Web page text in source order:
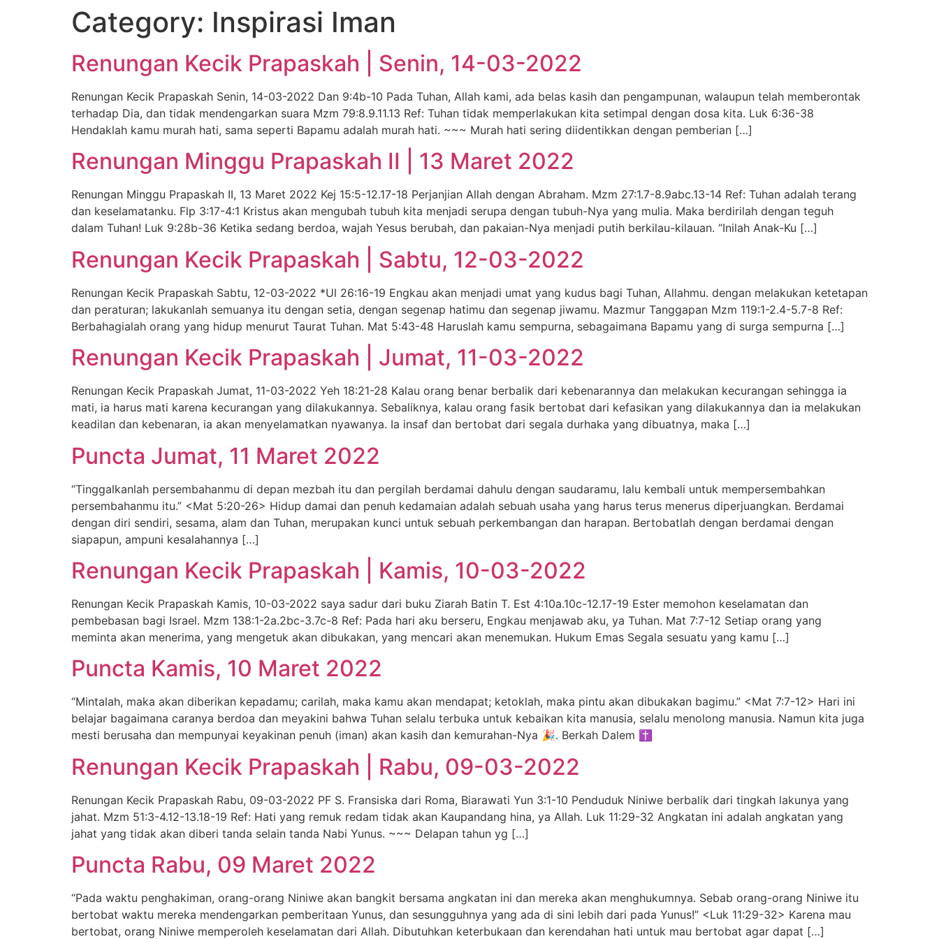
Category: Inspirasi Iman
Renungan Kecik Prapaskah | Senin, 14-03-2022
Renungan Kecik Prapaskah Senin, 14-03-2022 Dan 9:4b-10 Pada Tuhan, Allah kami, ada belas kasih dan pengampunan, walaupun telah memberontak
terhadap Dia, dan tidak mendengarkan suara Mzm 79:8.9.11.13 Ref: Tuhan tidak memperlakukan kita setimpal dengan dosa kita. Luk 6:36-38
Hendaklah kamu murah hati, sama seperti Bapamu adalah murah hati. ~~~ Murah hati sering diidentikkan dengan pemberian […]
Renungan Minggu Prapaskah II | 13 Maret 2022
Renungan Minggu Prapaskah II, 13 Maret 2022 Kej 15:5-12.17-18 Perjanjian Allah dengan Abraham. Mzm 27:1.7-8.9abc.13-14 Ref: Tuhan adalah terang
dan keselamatanku. Flp 3:17-4:1 Kristus akan mengubah tubuh kita menjadi serupa dengan tubuh-Nya yang mulia. Maka berdirilah dengan teguh
dalam Tuhan! Luk 9:28b-36 Ketika sedang berdoa, wajah Yesus berubah, dan pakaian-Nya menjadi putih berkilau-kilauan. “Inilah Anak-Ku […]
Renungan Kecik Prapaskah | Sabtu, 12-03-2022
Renungan Kecik Prapaskah Sabtu, 12-03-2022 *Ul 26:16-19 Engkau akan menjadi umat yang kudus bagi Tuhan, Allahmu. dengan melakukan ketetapan
dan peraturan; lakukanlah semuanya itu dengan setia, dengan segenap hatimu dan segenap jiwamu. Mazmur Tanggapan Mzm 119:1-2.4-5.7-8 Ref:
Berbahagialah orang yang hidup menurut Taurat Tuhan. Mat 5:43-48 Haruslah kamu sempurna, sebagaimana Bapamu yang di surga sempurna […]
Renungan Kecik Prapaskah | Jumat, 11-03-2022
Renungan Kecik Prapaskah Jumat, 11-03-2022 Yeh 18:21-28 Kalau orang benar berbalik dari kebenarannya dan melakukan kecurangan sehingga ia
mati, ia harus mati karena kecurangan yang dilakukannya. Sebaliknya, kalau orang fasik bertobat dari kefasikan yang dilakukannya dan ia melakukan
keadilan dan kebenaran, ia akan menyelamatkan nyawanya. Ia insaf dan bertobat dari segala durhaka yang dibuatnya, maka […]
Puncta Jumat, 11 Maret 2022
“Tinggalkanlah persembahanmu di depan mezbah itu dan pergilah berdamai dahulu dengan saudaramu, lalu kembali untuk mempersembahkan
persembahanmu itu.” <Mat 5:20-26> Hidup damai dan penuh kedamaian adalah sebuah usaha yang harus terus menerus diperjuangkan. Berdamai
dengan diri sendiri, sesama, alam dan Tuhan, merupakan kunci untuk sebuah perkembangan dan harapan. Bertobatlah dengan berdamai dengan
siapapun, ampuni kesalahannya […]
Renungan Kecik Prapaskah | Kamis, 10-03-2022
Renungan Kecik Prapaskah Kamis, 10-03-2022 saya sadur dari buku Ziarah Batin T. Est 4:10a.10c-12.17-19 Ester memohon keselamatan dan
pembebasan bagi Israel. Mzm 138:1-2a.2bc-3.7c-8 Ref: Pada hari aku berseru, Engkau menjawab aku, ya Tuhan. Mat 7:7-12 Setiap orang yang
meminta akan menerima, yang mengetuk akan dibukakan, yang mencari akan menemukan. Hukum Emas Segala sesuatu yang kamu […]
Puncta Kamis, 10 Maret 2022
“Mintalah, maka akan diberikan kepadamu; carilah, maka kamu akan mendapat; ketoklah, maka pintu akan dibukakan bagimu.” <Mat 7:7-12> Hari ini
belajar bagaimana caranya berdoa dan meyakini bahwa Tuhan selalu terbuka untuk kebaikan kita manusia, selalu menolong manusia. Namun kita juga
mesti berusaha dan mempunyai keyakinan penuh (iman) akan kasih dan kemurahan-Nya 🎉. Berkah Dalem ✝️
Renungan Kecik Prapaskah | Rabu, 09-03-2022
Renungan Kecik Prapaskah Rabu, 09-03-2022 PF S. Fransiska dari Roma, Biarawati Yun 3:1-10 Penduduk Niniwe berbalik dari tingkah lakunya yang
jahat. Mzm 51:3-4.12-13.18-19 Ref: Hati yang remuk redam tidak akan Kaupandang hina, ya Allah. Luk 11:29-32 Angkatan ini adalah angkatan yang
jahat yang tidak akan diberi tanda selain tanda Nabi Yunus. ~~~ Delapan tahun yg […]
Puncta Rabu, 09 Maret 2022
“Pada waktu penghakiman, orang-orang Niniwe akan bangkit bersama angkatan ini dan mereka akan menghukumnya. Sebab orang-orang Niniwe itu
bertobat waktu mereka mendengarkan pemberitaan Yunus, dan sesungguhnya yang ada di sini lebih dari pada Yunus!” <Luk 11:29-32> Karena mau
bertobat, orang Niniwe memperoleh keselamatan dari Allah. Dibutuhkan keterbukaan dan kerendahan hati untuk mau bertobat agar dapat […]